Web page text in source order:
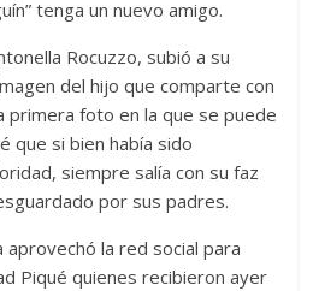
tenga un nuevo amigo.
Rocuzzo, subió a su
del hijo que comparte con
primera foto en la que se puede
que si bien había sido
siempre salía con su faz
por sus padres.
la red social para
Piqué quienes recibieron ayer